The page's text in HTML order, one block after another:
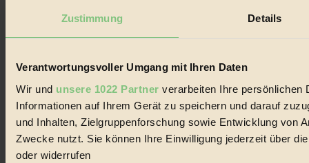
Zustimmung Details
Verantwortungsvoller Umgang mit Ihren Daten
Wir und unsere 1022 Partner verarbeiten Ihre persönlichen
Informationen auf Ihrem Gerät zu speichern und darauf
und Inhalten, Zielgruppenforschung sowie Entwicklung von
Zwecke nutzt. Sie können Ihre Einwilligung jederzeit über
oder widerrufen